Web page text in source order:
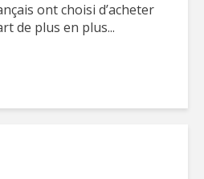
ont choisi d’acheter
de plus en plus...